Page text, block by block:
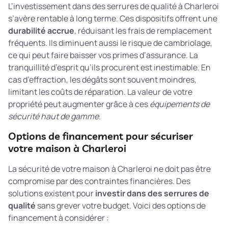
L’investissement dans des serrures de qualité à Charleroi
s’avère rentable à long terme. Ces dispositifs offrent une
durabilité accrue, réduisant les frais de remplacement
fréquents. Ils diminuent aussi le risque de cambriolage,
ce qui peut faire baisser vos primes d’assurance. La
tranquillité d’esprit qu’ils procurent est inestimable. En
cas d’effraction, les dégâts sont souvent moindres,
limitant les coûts de réparation. La valeur de votre
propriété peut augmenter grâce à ceséquipements de
sécurité haut de gamme.
Options de financement pour sécuriser
votre maison à Charleroi
La sécurité de votre maison à Charleroi ne doit pas être
compromise par des contraintes financières. Des
solutions existent pourinvestir dans des serrures de
qualité sans grever votre budget. Voici des options de
financement à considérer :